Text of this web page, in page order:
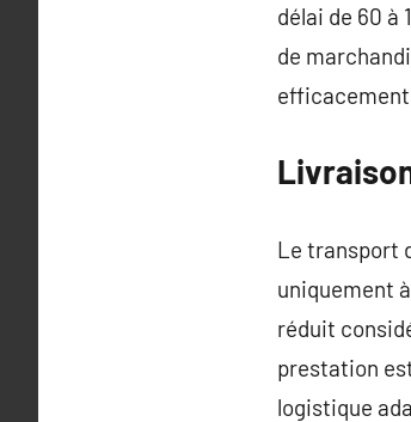
délai de 60 à
de
Le transport
uniquement
réduit
prestation
logistique